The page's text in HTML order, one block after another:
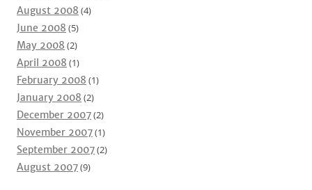
August 2008 (4)
June 2008 (5)
May 2008 (2)
April 2008 (1)
February 2008 (1)
January 2008 (2)
December 2007(2)
November 2007(1)
September 2007(2)
August 2007(9)